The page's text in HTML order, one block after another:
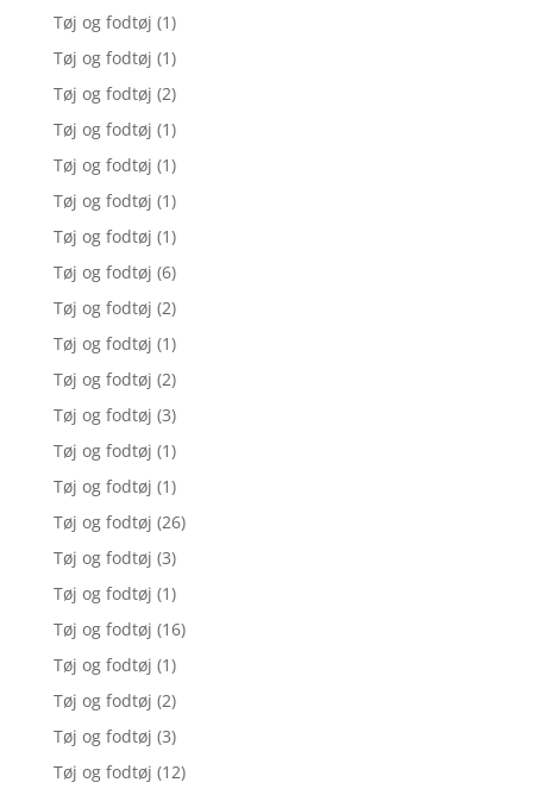
Tøj og fodtøj (1)
Tøj og fodtøj (1)
Tøj og fodtøj (2)
Tøj og fodtøj (1)
Tøj og fodtøj (1)
Tøj og fodtøj (1)
Tøj og fodtøj (1)
Tøj og fodtøj (6)
Tøj og fodtøj (2)
Tøj og fodtøj (1)
Tøj og fodtøj (2)
Tøj og fodtøj (3)
Tøj og fodtøj (1)
Tøj og fodtøj (1)
Tøj og fodtøj (26)
Tøj og fodtøj (3)
Tøj og fodtøj (1)
Tøj og fodtøj (16)
Tøj og fodtøj (1)
Tøj og fodtøj (2)
Tøj og fodtøj (3)
Tøj og fodtøj (12)